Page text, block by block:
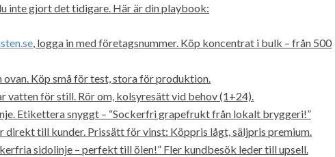
inte gjort det tidigare. Här är din playbook:
, logga in med företagsnummer. Köp koncentrat i bulk – från 500
Köp små för test, stora för produktion.
vatten för still. Rör om, kolsyresätt vid behov (1+24).
Etikettera snyggt – “Sockerfri grapefrukt från lokalt bryggeri!”
direkt till kunder. Prissätt för vinst: Köppris lågt, säljpris premium.
sidolinje – perfekt till ölen!” Fler kundbesök leder till upsell.